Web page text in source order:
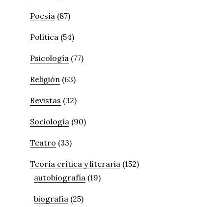
Poesía (87)
Política (54)
Psicología (77)
Religión (63)
Revistas (32)
Sociología (90)
Teatro (33)
Teoría crítica y literaria (152)
autobiografía (19)
biografía (25)